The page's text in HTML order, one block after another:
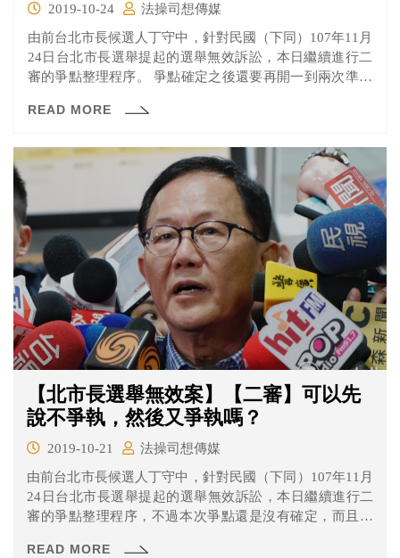
2019-10-24
法操司想傳媒
由前台北市長候選人丁守中，針對民國（下同）107年11月
24日台北市長選舉提起的選舉無效訴訟，本日繼續進行二
審的爭點整理程序。 爭點確定之後還要再開一到兩次準備
READ MORE
【北市長選舉無效案】【二審】可以先
說不爭執，然後又爭執嗎？
2019-10-21
法操司想傳媒
由前台北市長候選人丁守中，針對民國（下同）107年11月
24日台北市長選舉提起的選舉無效訴訟，本日繼續進行二
審的爭點整理程序，不過本次爭點還是沒有確定，而且中
READ MORE